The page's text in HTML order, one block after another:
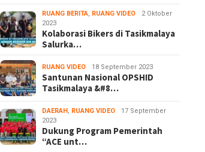
RUANG BERITA, RUANG VIDEO
2 Oktober
2023
Kolaborasi Bikers di Tasikmalaya
Salurka…
RUANG VIDEO 18 September 2023
Santunan Nasional OPSHID
Tasikmalaya &#8…
DAERAH , RUANG VIDEO
17 September
2023
Dukung Program Pemerintah
“ACE unt…